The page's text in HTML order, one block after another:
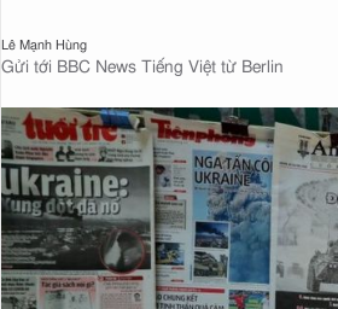
Lê Mạnh Hùng
Gửi tới BBC News Tiếng Việt từ Berlin